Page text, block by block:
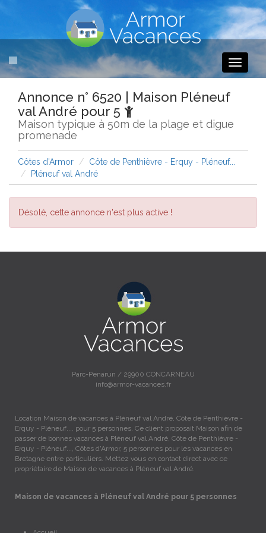
Toggle
Annonce n° 6520 | Maison Pléneuf
val André pour 5
Maison typique à 50m de la plage et digue
promenade
Côtes d'Armor
Côte de Penthièvre - Erquy - Pléneuf...
Pléneuf val André
Désolé, cette annonce n'est plus active !
Parc-Penarun / 29900 CONCARNEAU
info@armor-vacances.fr
Location Maison de vacances à Pléneuf val André, Côte de Penthièvre -
Erquy - Pléneuf..., pour 5 personnes. Ce client proposait Maison afin de
passer de bonnes vacances à Pléneuf val André, Côte de Penthièvre -
Erquy - Pléneuf..., Côtes d'Armor, 5 personnes pour les vacances en
Bretagne entre particuliers. Mettez vous en contact direct avec ce
propriétaire de Maison de vacances à Pléneuf val André.
Maison de vacances à Pléneuf val André pour 5 personnes